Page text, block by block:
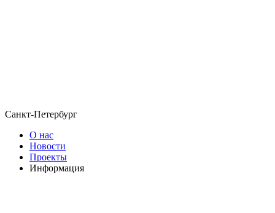
Санкт-Петербург
О нас
Новости
Проекты
Информация